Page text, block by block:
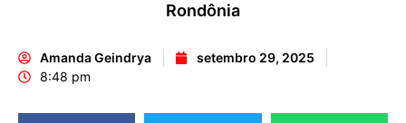
Rondônia
Amanda Geindrya
setembro 29, 2025
8:48 pm